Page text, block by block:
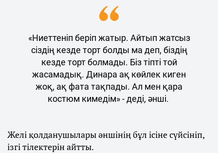
«Ниеттеніп беріп жатыр. Айтып жатсыз
сіздің кезде торт болды ма деп, біздің
кезде торт болмады. Біз тіпті той
жасамадық. Динара ақ көйлек киген
жоқ, ақ фата тақпады. Ал мен қара
костюм кимедім» - деді, әнші.
Желі қолданушылары әншінің бұл ісіне сүйсініп,
ізгі тілектерін айтты.